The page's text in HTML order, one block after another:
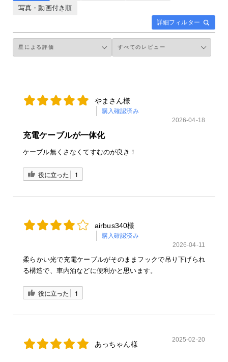
詳細フィルター
写真・動画付き順
やまさん様
購入確認済み
2026-04-18
充電ケーブルが一体化
ケーブル無くさなくてすむのが良き！
役に立った 1
airbus340様
購入確認済み
2026-04-11
柔らかい光で充電ケーブルがそのままフックで吊り下げられ
る構造で、車内泊などに便利かと思います。
役に立った 1
あっちゃん様
2025-02-20